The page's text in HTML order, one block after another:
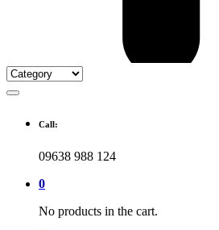
Call:
09638 988 124
0
No products in the cart.